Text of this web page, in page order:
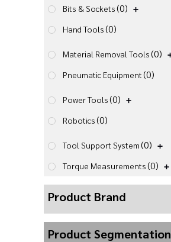
Bits & Sockets(0)
Hand Tools(0)
Material Removal Tools(0)
Pneumatic Equipment(0)
Power Tools(0)
Robotics(0)
Tool Support System(0)
Torque Measurements(0)
Product Brand
Product Segmentation